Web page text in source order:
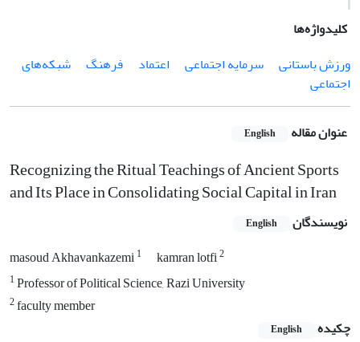
کلیدواژه‌ها
ورزش باستانی
سرمایه اجتماعی اعتماد فرهنگ
شبکه‌های
اجتماعی
عنوان مقاله English
Recognizing the Ritual Teachings of Ancient Sports
and Its Place in Consolidating Social Capital in Iran
نویسندگان English
masoud Akhavankazemi1 kamran lotfi2
1Professor of Political Science, Razi University
2faculty member
چکیده
English